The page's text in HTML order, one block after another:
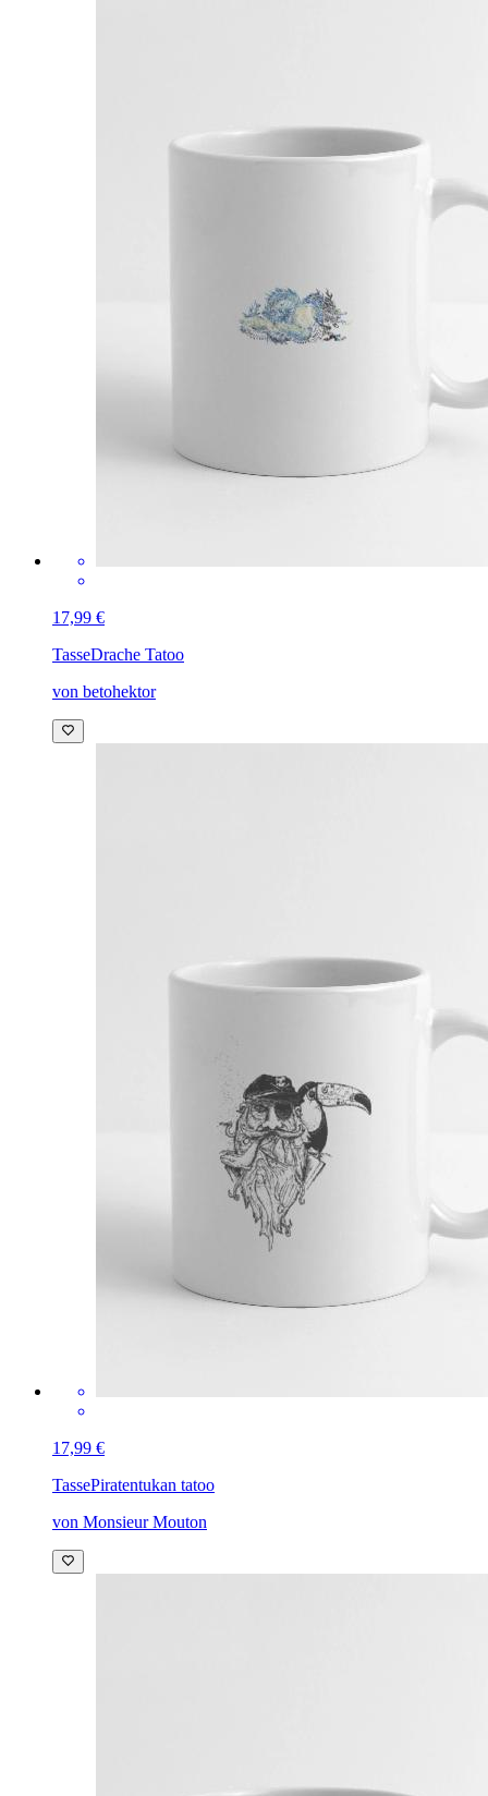
17,99 €
TasseDrache Tatoo
von betohektor
17,99 €
TassePiratentukan tatoo
von Monsieur Mouton